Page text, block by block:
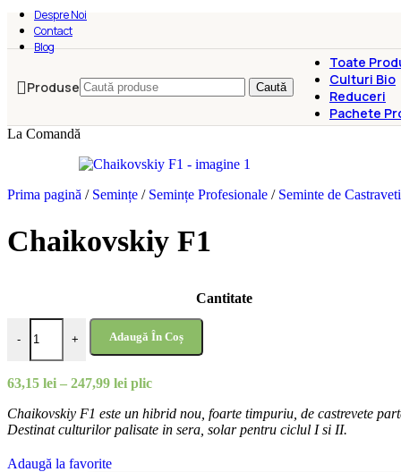
Despre Noi
Contact
Blog
Produse Caută
Toate
Culturi Bio
Reduceri
Pachete
La Comandă
Prima pagină / Semințe / Semințe Profesionale / Seminte de Castraveti
Chaikovskiy F1
Cantitate
-
Cantitate Chaikovskiy F1
+ Adaugă În Coș
63,15 lei – 247,99 leiInterval
prețuri:
63,15 lei
plic
Chaikovskiy F1 este un hibrid nou, foarte timpuriu, de castrevete
Destinat culturilor palisate in sera, solar pentru ciclul I si II.
Adaugă la favorite